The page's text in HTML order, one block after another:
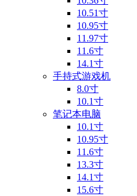
10.51寸
10.95寸
11.97寸
11.6寸
14.1寸
手持式游戏机
8.0寸
10.1寸
笔记本电脑
10.1寸
10.95寸
11.6寸
13.3寸
14.1寸
15.6寸